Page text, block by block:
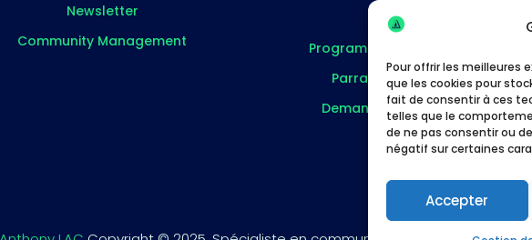
Pour offrir les meilleures
que les cookies pour
fait de consentir à ces
telles que le
de ne pas consentir ou
négatif sur certaines
Accepter
Newsletter
Community Management
Blog
Programme partenaire
Parrainer un pro
Demander un devis